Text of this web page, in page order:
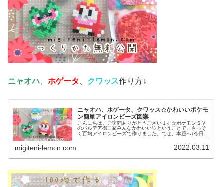
ニャオハ ホゲータ クワッス作り方↓
ニャオハ、ホゲータ、クワッス☆かわいいポケモ
ン簡単アイロンビーズ図案
こんにちは。ご訪問ありがとうございます☆ポケモンＳＶ
のパルデア御三家みんなかわいい♡ということで、さっそ
く百均アイロンビーズで作りました。では、本題へ↓今日の
migiteni-lemon.com 2022.03.11